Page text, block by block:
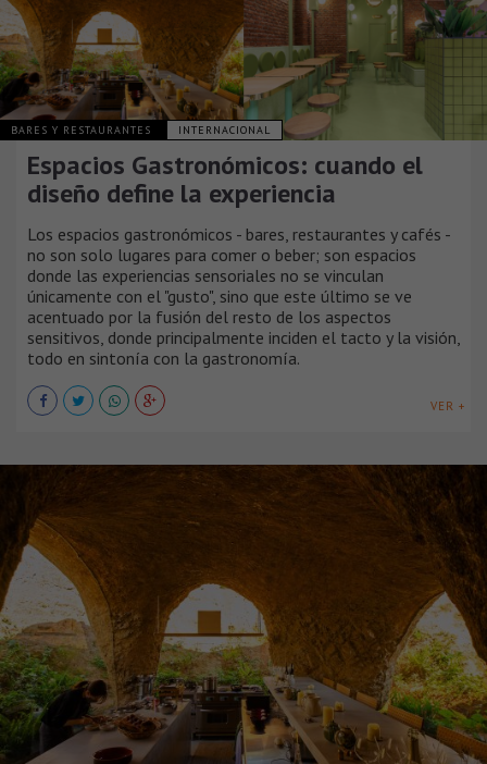
BARES Y RESTAURANTES INTERNACIONAL
Espacios Gastronómicos: cuando el
diseño define la experiencia
Los espacios gastronómicos - bares, restaurantes y cafés -
no son solo lugares para comer o beber; son espacios
donde las experiencias sensoriales no se vinculan
únicamente con el "gusto", sino que este último se ve
acentuado por la fusión del resto de los aspectos
sensitivos, donde principalmente inciden el tacto y la visión,
todo en sintonía con la gastronomía.
VER +